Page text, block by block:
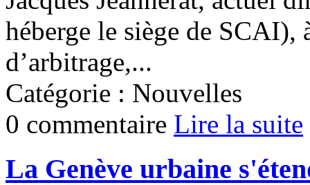
héberge le siège de SCAI),
d’arbitrage,...
Catégorie : Nouvelles
0 commentaire Lire la suite
La Genève urbaine